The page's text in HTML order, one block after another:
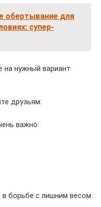
обертывание для
супер-
на нужный вариант
друзьям:
важно:
борьбе с лишним весом